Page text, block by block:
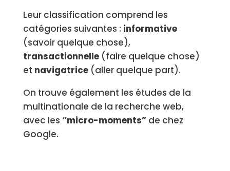
Leur classification comprend les
catégories suivantes : informative
(savoir quelque chose),
transactionnelle(faire quelque chose)
et navigatrice(aller quelque part).
On trouve également les études de la
multinationale de la recherche web,
avec les “micro-moments”de chez
Google.